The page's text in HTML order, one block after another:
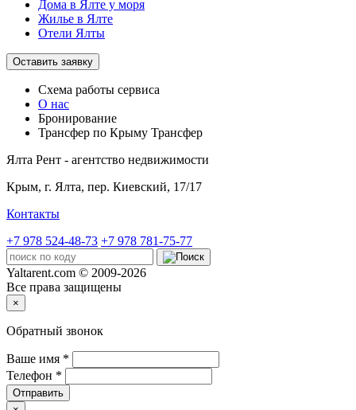
Дома в Ялте у моря
Жилье в Ялте
Отели Ялты
Оставить заявку
Схема работы сервиса
О нас
Бронирование
Трансфер по Крыму Трансфер
Ялта Рент - агентство недвижимости
Крым, г. Ялта, пер. Киевский, 17/17
Контакты
+7 978 524-48-73 +7 978 781-75-77
Yaltarent.com © 2009-2026
Все права защищены
×
Обратный звонок
Ваше имя *
Телефон *
Отправить